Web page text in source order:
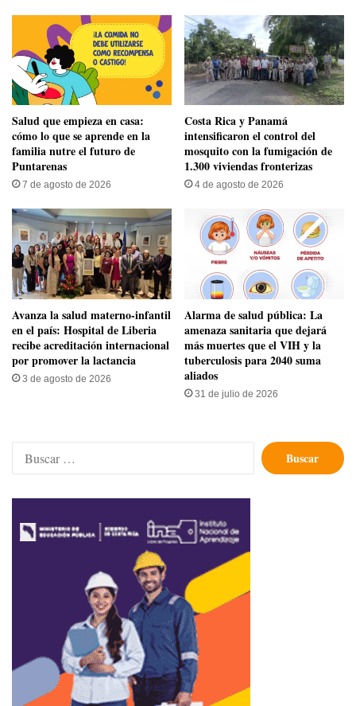
Salud que empieza en casa:
cómo lo que se aprende en la
familia nutre el futuro de
Puntarenas
7 de agosto de 2026
Costa Rica y Panamá
intensificaron el control del
mosquito con la fumigación de
1.300 viviendas fronterizas
4 de agosto de 2026
Avanza la salud materno-infantil
en el país: Hospital de Liberia
recibe acreditación internacional
por promover la lactancia
3 de agosto de 2026
​Alarma de salud pública: La
amenaza sanitaria que dejará
más muertes que el VIH y la
tuberculosis para 2040 suma
aliados
31 de julio de 2026
Buscar: